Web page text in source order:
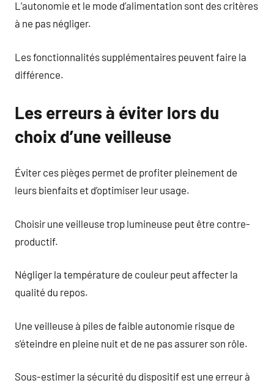
L’autonomie et le mode d’alimentation sont des critères
à ne pas négliger.
Les fonctionnalités supplémentaires peuvent faire la
différence.
Les erreurs à éviter lors du
choix d’une veilleuse
Éviter ces pièges permet de profiter pleinement de
leurs bienfaits et d’optimiser leur usage.
Choisir une veilleuse trop lumineuse peut être contre-
productif.
Négliger la température de couleur peut affecter la
qualité du repos.
Une veilleuse à piles de faible autonomie risque de
s’éteindre en pleine nuit et de ne pas assurer son rôle.
Sous-estimer la sécurité du dispositif est une erreur à